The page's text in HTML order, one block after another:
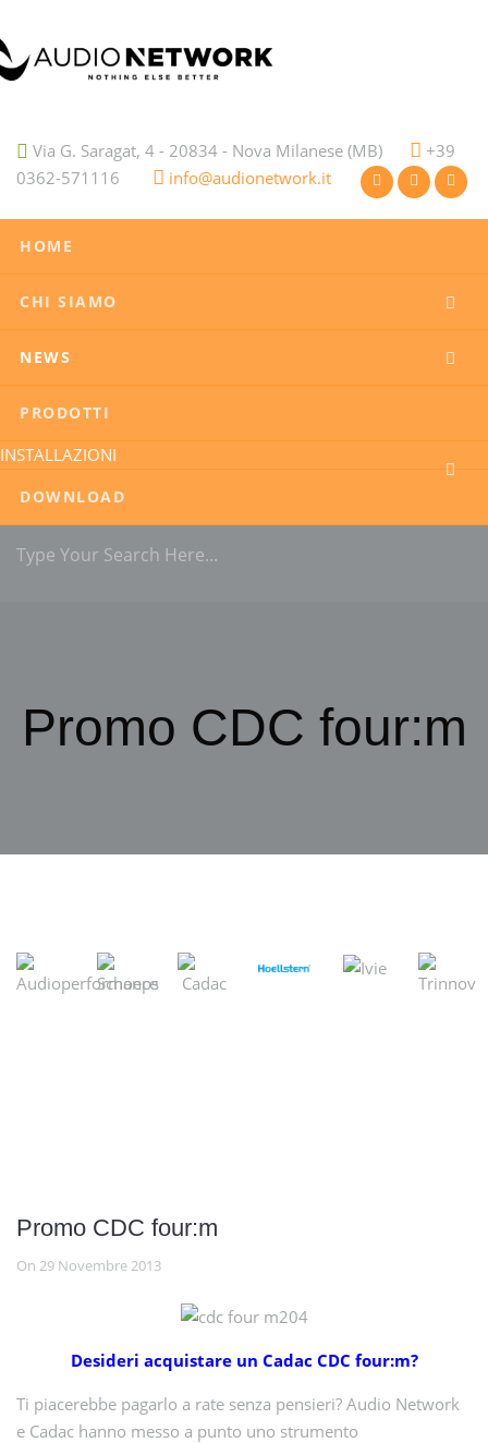
Via G. Saragat, 4 - 20834 - Nova Milanese (MB)
+39
0362-571116
info@audionetwork.it
HOME
CHI SIAMO
NEWS
PRODOTTI
INSTALLAZIONI
DOWNLOAD
Promo CDC four:m
Promo CDC four:m
On 29 Novembre 2013
Desideri acquistare un Cadac CDC four:m?
Ti piacerebbe pagarlo a rate senza pensieri? Audio Network
e Cadac hanno messo a punto uno strumento